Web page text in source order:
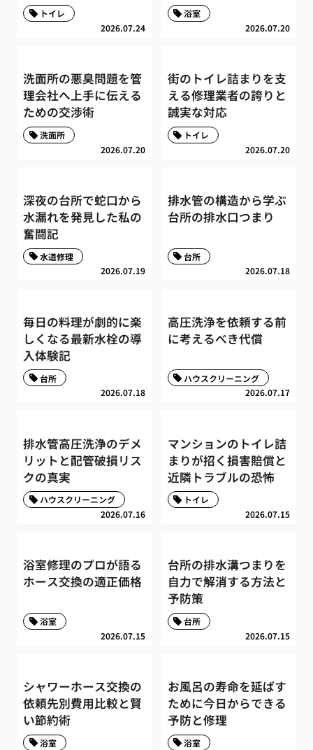
2026.07.24
トイレ
2026.07.20
浴室
洗面所の悪臭問題を管
理会社へ上手に伝える
ための交渉術
2026.07.20
洗面所
街のトイレ詰まりを支
える修理業者の誇りと
誠実な対応
2026.07.20
トイレ
深夜の台所で蛇口から
水漏れを発見した私の
奮闘記
2026.07.19
水道修理
排水管の構造から学ぶ
台所の排水口つまり
2026.07.18
台所
毎日の料理が劇的に楽
しくなる最新水栓の導
入体験記
2026.07.18
台所
高圧洗浄を依頼する前
に考えるべき代償
2026.07.17
ハウスクリーニング
排水管高圧洗浄のデメ
リットと配管破損リス
クの真実
2026.07.16
ハウスクリーニング
マンションのトイレ詰
まりが招く損害賠償と
近隣トラブルの恐怖
2026.07.15
トイレ
浴室修理のプロが語る
ホース交換の適正価格
2026.07.15
浴室
台所の排水溝つまりを
自力で解消する方法と
予防策
2026.07.15
台所
シャワーホース交換の
依頼先別費用比較と賢
い節約術
浴室
お風呂の寿命を延ばす
ために今日からできる
予防と修理
浴室